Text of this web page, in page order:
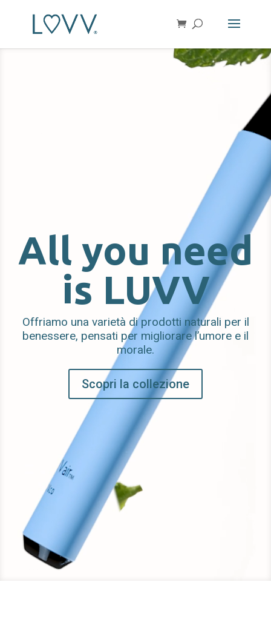
All you need
is LUVV
Offriamo una varietà di prodotti naturali per il
benessere, pensati per migliorare l’umore e il
morale.
Scopri la collezione